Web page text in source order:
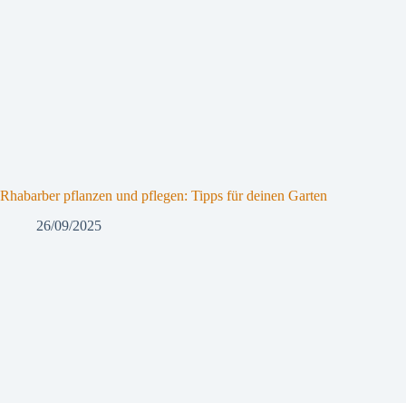
Rhabarber pflanzen und pflegen: Tipps für deinen Garten
26/09/2025